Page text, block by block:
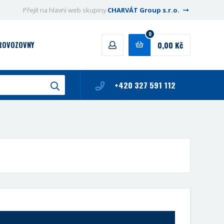
Přejít na hlavní web skupinyCHARVÁT Group s.r.o.
0
0,00 Kč
+420 327 591 112